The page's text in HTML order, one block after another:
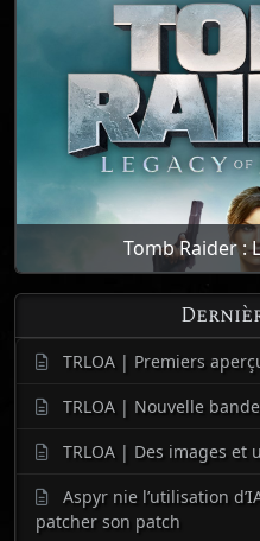
Tomb Raider :
TRLOA | Premiers
TRLOA | Nouvelle
TRLOA | Des images et
Aspyr nie l’utilisation
patcher son patch